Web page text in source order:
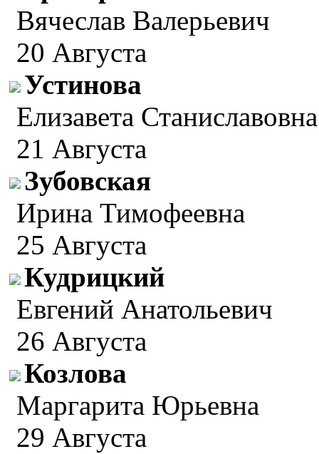
Вячеслав Валерьевич
20 Августа
Устинова
Елизавета Станиславовна
21 Августа
Зубовская
Ирина Тимофеевна
25 Августа
Кудрицкий
Евгений Анатольевич
26 Августа
Козлова
Маргарита Юрьевна
29 Августа